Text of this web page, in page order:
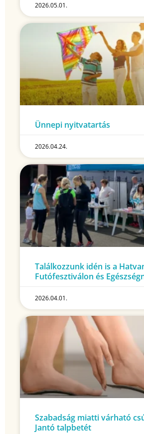
2026.05.01.
Ünnepi nyitvatartás
2026.04.24.
Találkozzunk idén is a
Futófesztiválon és
2026.04.01.
Szabadság miatti várható
Jantó talpbetét